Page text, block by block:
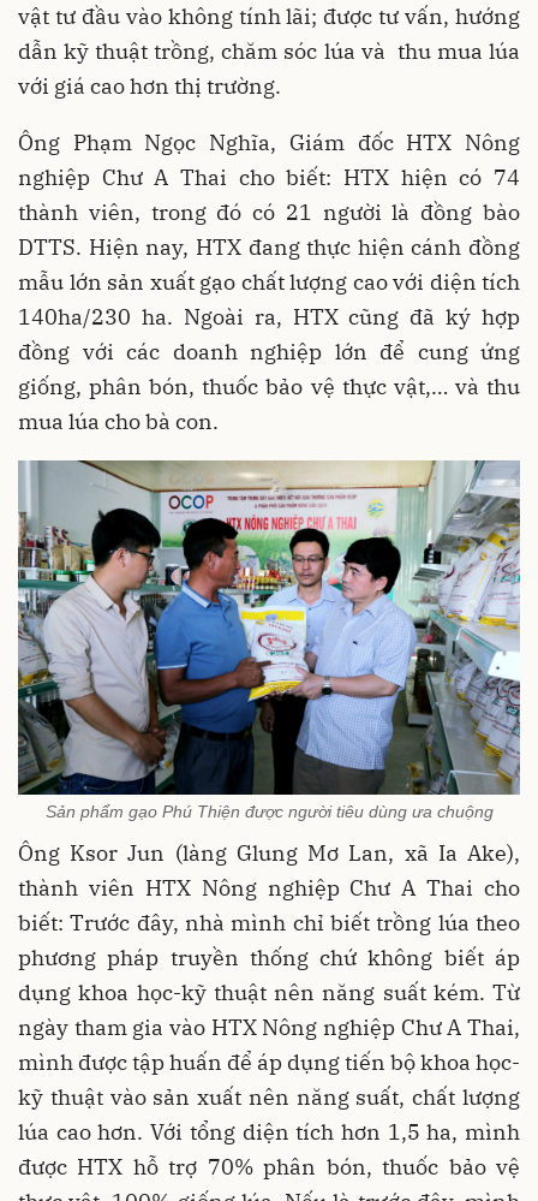
vật tư đầu vào không tính lãi; được tư vấn, hướng
dẫn kỹ thuật trồng, chăm sóc lúa và thu mua lúa
với giá cao hơn thị trường.
Ông Phạm Ngọc Nghĩa, Giám đốc HTX Nông
nghiệp Chư A Thai cho biết: HTX hiện có 74
thành viên, trong đó có 21 người là đồng bào
DTTS. Hiện nay, HTX đang thực hiện cánh đồng
mẫu lớn sản xuất gạo chất lượng cao với diện tích
140ha/230 ha. Ngoài ra, HTX cũng đã ký hợp
đồng với các doanh nghiệp lớn để cung ứng
giống, phân bón, thuốc bảo vệ thực vật,… và thu
mua lúa cho bà con.
Sản phẩm gạo Phú Thiện được người tiêu dùng ưa chuộng
Ông Ksor Jun (làng Glung Mơ Lan, xã Ia Ake),
thành viên HTX Nông nghiệp Chư A Thai cho
biết: Trước đây, nhà mình chỉ biết trồng lúa theo
phương pháp truyền thống chứ không biết áp
dụng khoa học-kỹ thuật nên năng suất kém. Từ
ngày tham gia vào HTX Nông nghiệp Chư A Thai,
mình được tập huấn để áp dụng tiến bộ khoa học-
kỹ thuật vào sản xuất nên năng suất, chất lượng
lúa cao hơn. Với tổng diện tích hơn 1,5 ha, mình
được HTX hỗ trợ 70% phân bón, thuốc bảo vệ